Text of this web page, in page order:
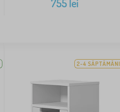
755lei
2-4 SĂPTĂMÂNI